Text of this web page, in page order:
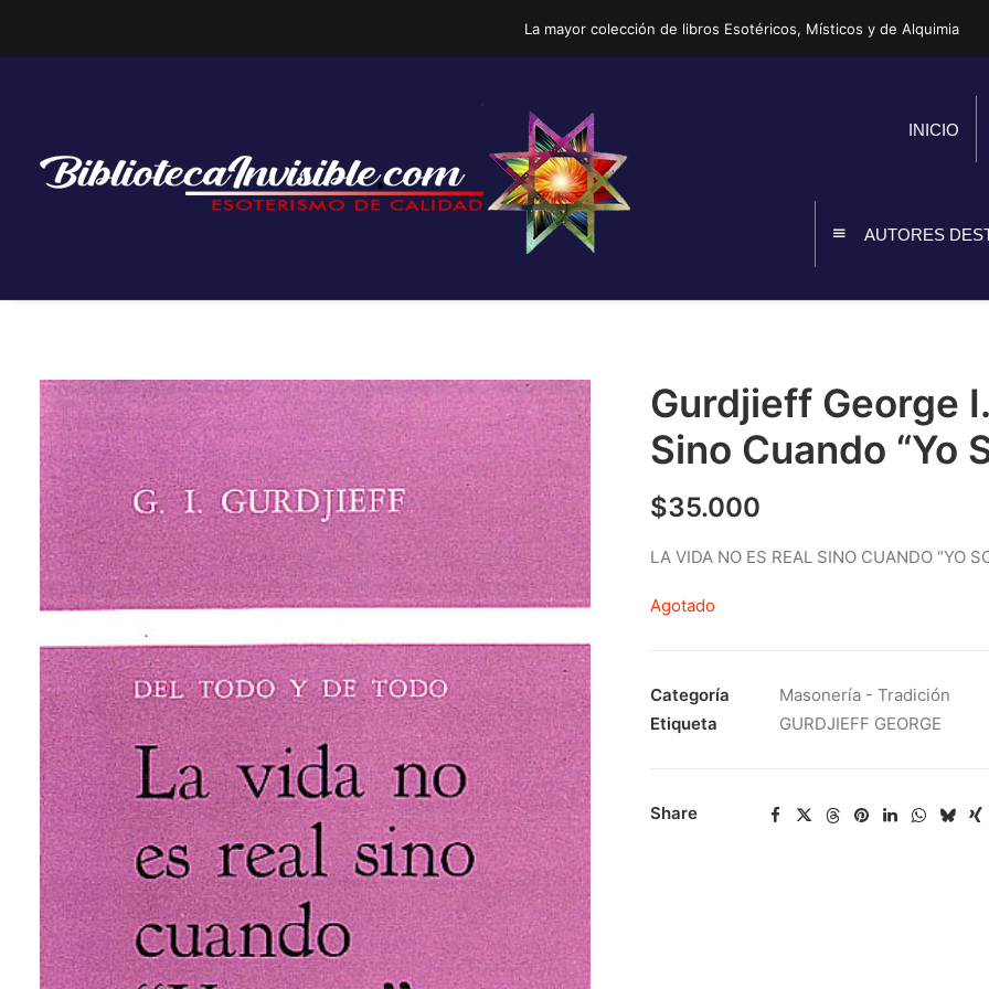
La mayor colección de libros Esotéricos, Místicos y de Alquimia
INICIO
AUTORES
Gurdjieff George
Sino Cuando “Yo
$35.000
LA VIDA NO ES REAL SINO CUANDO “YO
Agotado
Categoría
Masonería - Tradición
Etiqueta
GURDJIEFF GEORGE
Share